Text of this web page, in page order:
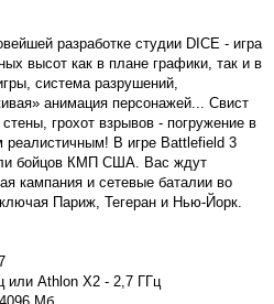
разработке студии DICE - игра
высот как в плане графики, так и в
система разрушений,
анимация персонажей... Свист
грохот взрывов - погружение в
реалистичным! В игре Battlefield 3
бойцов КМП США. Вас ждут
кампания и сетевые баталии во
Париж, Тегеран и Нью-Йорк.
или Athlon X2 - 2,7 ГГц